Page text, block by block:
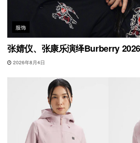
服饰
张婧仪、张康乐演绎Burberry
2026年8月4日